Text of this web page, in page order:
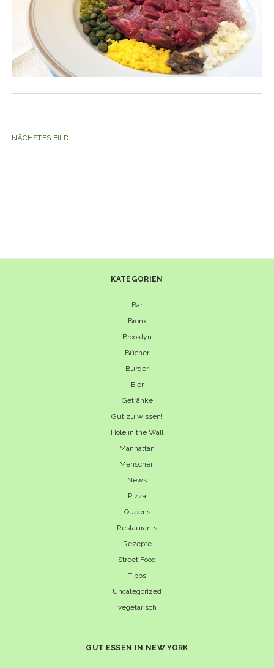
NÄCHSTES BILD
KATEGORIEN
Bar
Bronx
Brooklyn
Bücher
Burger
Eier
Getränke
Gut zu wissen!
Hole in the Wall
Manhattan
Menschen
News
Pizza
Queens
Restaurants
Rezepte
Street Food
Tipps
Uncategorized
vegetarisch
GUT ESSEN IN NEW YORK